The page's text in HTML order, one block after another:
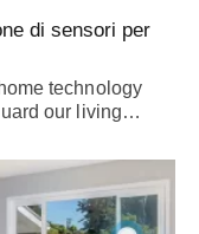
di sensori per
technology
our living…